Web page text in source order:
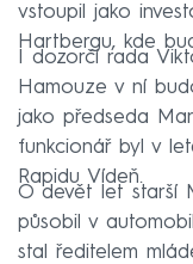
vstoupil jako
Hartbergu, kde
I dozorčí rada
Hamouze v ní
jako předseda
funkcionář byl v
Rapidu Vídeň.
O devět let starší
působil v
stal ředitelem